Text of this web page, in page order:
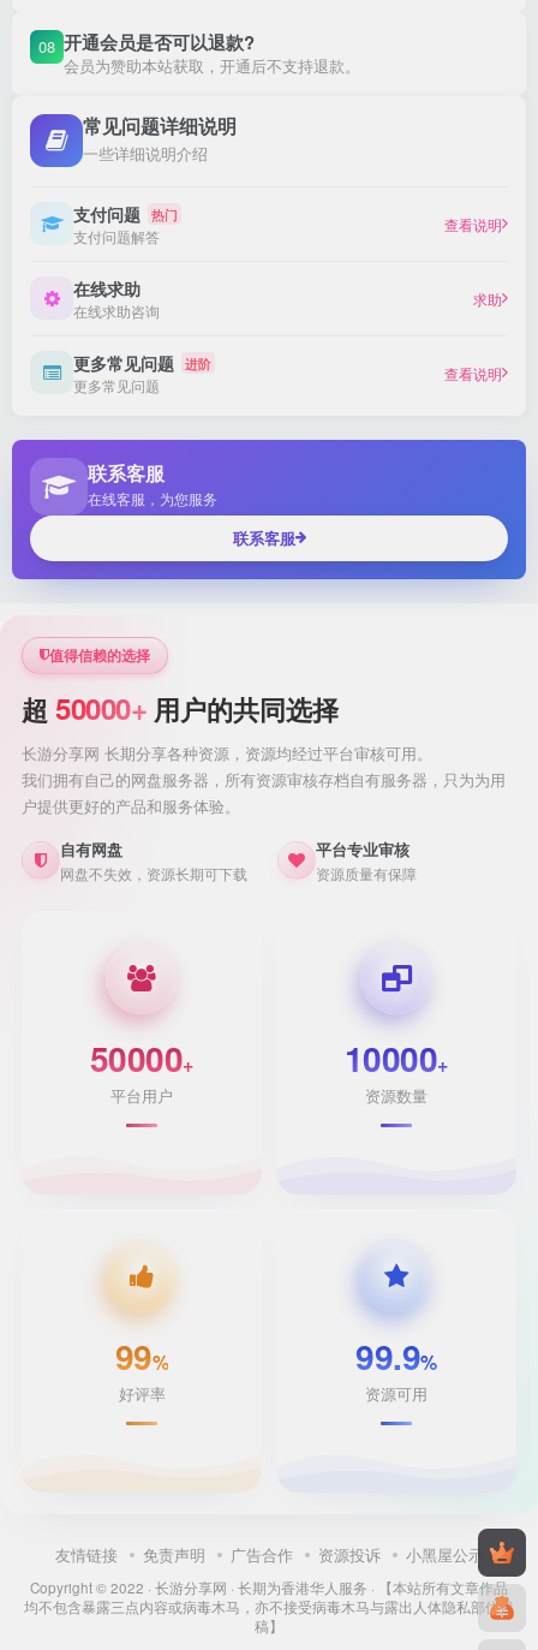
08 开通会员是否可以退款?
会员为赞助本站获取，开通后不支持退款。
常见问题详细说明
一些详细说明介绍
支付问题 热门
支付问题解答
查看说明
在线求助
在线求助咨询
求助
更多常见问题 进阶
更多常见问题
查看说明
联系客服
在线客服，为您服务
联系客服
值得信赖的选择
超 50000+ 用户的共同选择
长游分享网 长期分享各种资源，资源均经过平台审核可用。
我们拥有自己的网盘服务器，所有资源审核存档自有服务器，只为为用
户提供更好的产品和服务体验。
自有网盘
网盘不失效，资源长期可下载
平台专业审核
资源质量有保障
50000+
平台用户
10000+
资源数量
99%
好评率
99.9%
资源可用
友情链接 免责声明 广告合作 资源投诉 小黑屋公示
Copyright © 2022 · 长游分享网 · 长期为香港华人服务 · 【本站所有文章作品
均不包含暴露三点内容或病毒木马，亦不接受病毒木马与露出人体隐私部位投
稿】